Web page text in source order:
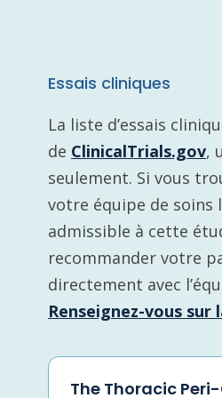
Essais cliniques
La liste d’essais
de ClinicalTrials.gov,
seulement. Si vous
votre équipe de soins
admissible à cette
recommander votre
directement avec
Renseignez-vous
The Thoracic